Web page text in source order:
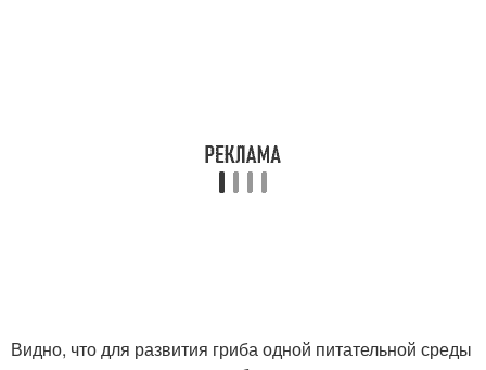
Видно, что для развития гриба одной питательной среды